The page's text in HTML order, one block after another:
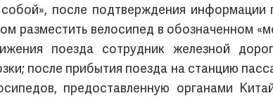
после подтверждения
разместить велосипед в обозначенном
поезда сотрудник железной
после прибытия поезда на станцию
предоставленную органами